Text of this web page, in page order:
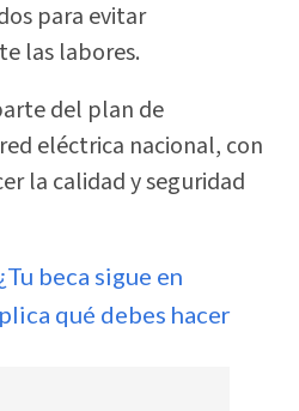
para evitar
las labores.
del plan de
eléctrica nacional, con
la calidad y seguridad
beca sigue en
qué debes hacer